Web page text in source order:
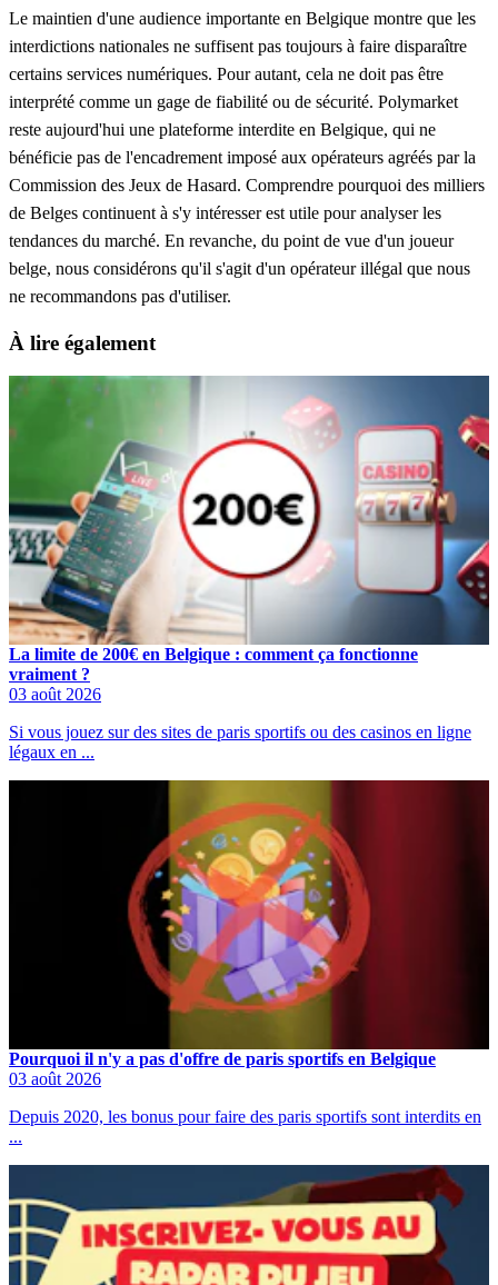
Le maintien d'une audience importante en Belgique montre que les
interdictions nationales ne suffisent pas toujours à faire disparaître
certains services numériques. Pour autant, cela ne doit pas être
interprété comme un gage de fiabilité ou de sécurité. Polymarket
reste aujourd'hui une plateforme interdite en Belgique, qui ne
bénéficie pas de l'encadrement imposé aux opérateurs agréés par la
Commission des Jeux de Hasard. Comprendre pourquoi des milliers
de Belges continuent à s'y intéresser est utile pour analyser les
tendances du marché. En revanche, du point de vue d'un joueur
belge, nous considérons qu'il s'agit d'un opérateur illégal que nous
ne recommandons pas d'utiliser.
À lire également
La limite de 200€ en Belgique : comment ça fonctionne
vraiment ?
03 août 2026
Si vous jouez sur des sites de paris sportifs ou des casinos en ligne
légaux en ...
Pourquoi il n'y a pas d'offre de paris sportifs en Belgique
03 août 2026
Depuis 2020, les bonus pour faire des paris sportifs sont interdits en
...